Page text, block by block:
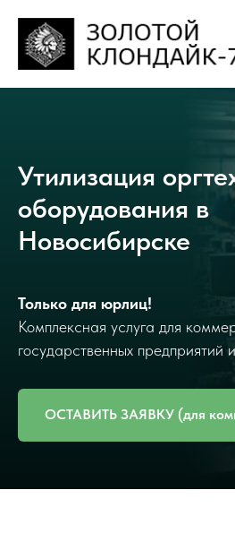
Утилизация
оборудования в
Новосибирске
Только для юрлиц!
Комплексная услуга для
государственных
ОСТАВИТЬ ЗАЯВКУ (для